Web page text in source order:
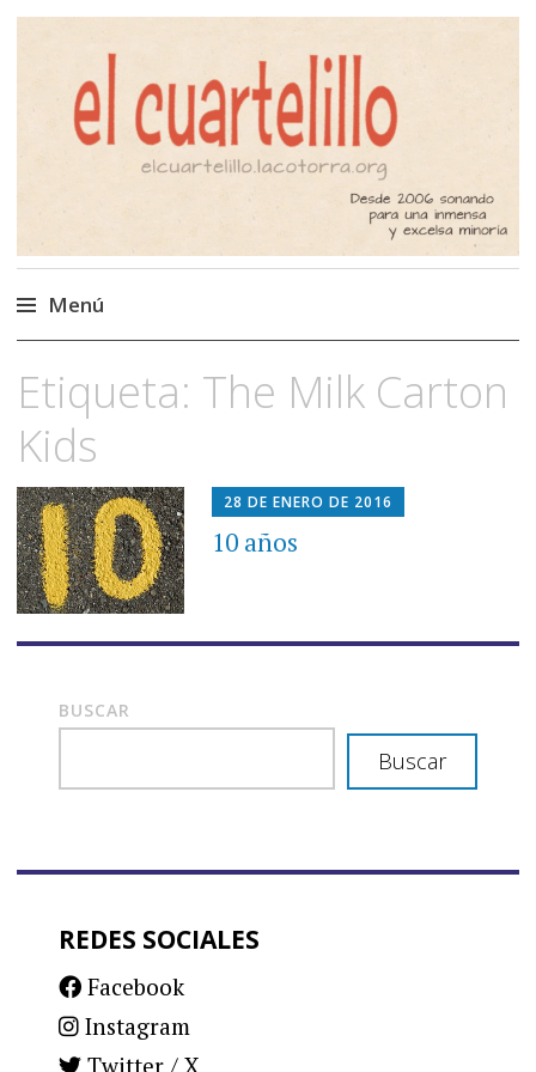
El Cuartelillo
Programa de radio de música
independiente. Podcast
Menú
al
contenido
Etiqueta: The Milk Carton
Kids
28 DE ENERO DE 2016
10 años
BUSCAR
Buscar
REDES SOCIALES
Facebook
Instagram
Twitter / X